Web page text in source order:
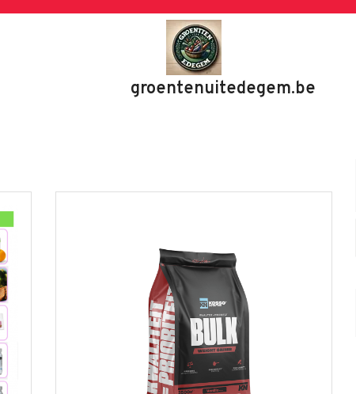
groentenuitedegem.be